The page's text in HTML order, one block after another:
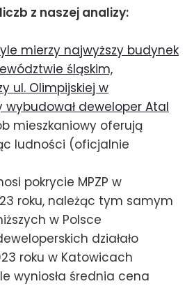
z naszej analizy:
mierzy najwyższy budynek
śląskim,
ul. Olimpijskiej w
wybudował deweloper Atal
mieszkaniowy oferują
ludności (oficjalnie
pokrycie MPZP w
roku, należąc tym samym
w Polsce
działało
roku w Katowicach
wyniosła średnia cena